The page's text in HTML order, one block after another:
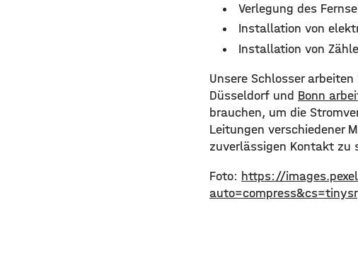
Verlegung des
Installation von
Installation von
Unsere Schlosser
Düsseldorf und Bonn
brauchen, um die
Leitungen verschiedener
zuverlässigen Kontakt zu
Foto: https://